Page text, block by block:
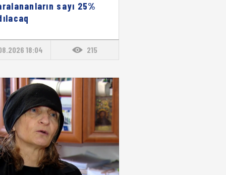
sayı 25%
18:04 215